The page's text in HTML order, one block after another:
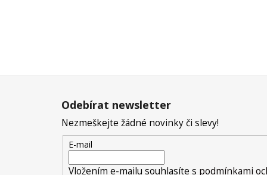
Z
Odebírat newsletter
Nezmeškejte žádné novinky či slevy!
E-mail
Vložením e-mailu souhlasíte s podmínkami